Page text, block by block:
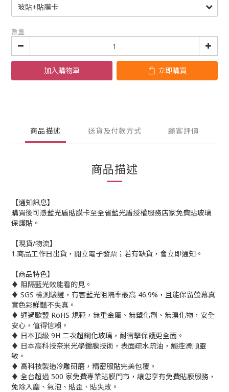
數量
加入購物車 立即購買
商品描述 送貨及付款方式 顧客評價
商品描述
【通知訊息】
購買後可憑藍光盾貼膜卡至全省藍光盾授權服務店家免費貼玻璃
保護貼。
【現貨/物流】
1.商品工作日出貨，開立電子發票；若有缺貨，會立即通知。
【商品特色】
♦ 阻隔藍光效能看的見。
♦ SGS 檢測驗證，有害藍光阻隔率最高 46.9%，且能保留螢幕真
實色彩鮮豔不失真。
♦ 通過歐盟 RoHS 規範，無重金屬、無塑化劑、無溴化物，安全
安心，值得信賴。
♦ 日本頂級 9H 二次超鋼化玻璃，耐衝擊保護更全面。
♦ 日本高科技奈米光學鍍膜技術，表面疏水疏油，觸控滑順靈
敏。
♦ 高科技製造冷雕研磨，精密服貼完美包覆。
♦ 全台超過 500 家免費專業貼膜門市，讓您享有免費貼膜服務，
免除入塵、氣泡、貼歪、貼失敗。